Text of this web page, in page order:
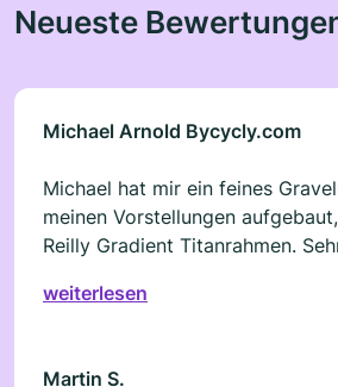
Neueste
Michael Arnold Bycycly.com
Michael hat mir ein feines
meinen Vorstellungen
Reilly Gradient Titanrahmen.
nicht besser laufen können, 10/10.
weiterlesen
Martin S.